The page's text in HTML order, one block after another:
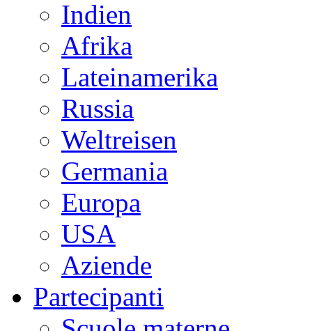
Indien
Afrika
Lateinamerika
Russia
Weltreisen
Germania
Europa
USA
Aziende
Partecipanti